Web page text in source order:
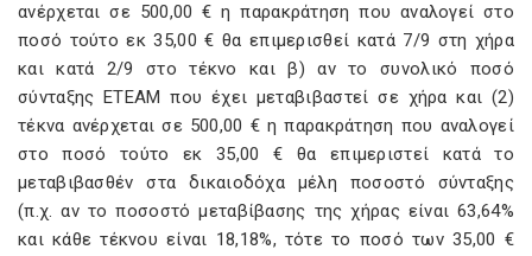
ανέρχεται σε 500,00 € η παρακράτηση που αναλογεί στο
ποσό τούτο εκ 35,00 € θα επιμερισθεί κατά 7/9 στη χήρα
και κατά 2/9 στο τέκνο και β) αν το συνολικό ποσό
σύνταξης ΕΤΕΑΜ που έχει μεταβιβαστεί σε χήρα και (2)
τέκνα ανέρχεται σε 500,00 € η παρακράτηση που αναλογεί
στο ποσό τούτο εκ 35,00 € θα επιμεριστεί κατά το
μεταβιβασθέν στα δικαιοδόχα μέλη ποσοστό σύνταξης
(π.χ. αν το ποσοστό μεταβίβασης της χήρας είναι 63,64%
και κάθε τέκνου είναι 18,18%, τότε το ποσό των 35,00 €